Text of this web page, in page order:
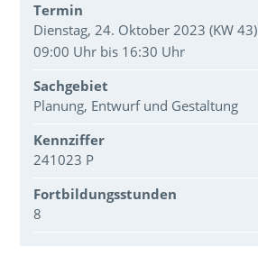
Termin
Dienstag, 24. Oktober 2023 (KW 43)
09:00 Uhr bis 16:30 Uhr
Sachgebiet
Planung, Entwurf und Gestaltung
Kennziffer
241023 P
Fortbildungsstunden
8